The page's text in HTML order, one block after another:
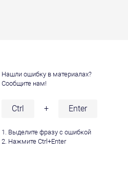
Нашли ошибку в материалах?
Сообщите нам!
Ctrl + Enter
1. Выделите фразу с ошибкой
2. Нажмите Ctrl+Enter